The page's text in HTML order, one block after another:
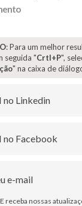
: Para um melhor
seguida "Crtl+P",
" na caixa de
no Linkedin
no Facebook
e-mail
E receba nossas